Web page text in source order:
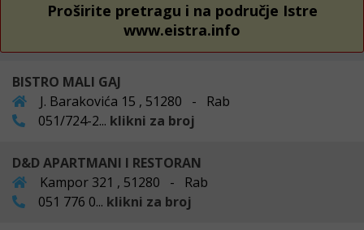
Proširite pretragu i na područje Istre
www.eistra.info
BISTRO MALI GAJ
J. Barakovića 15 , 51280 - Rab
051/724-2... klikni za broj
D&D APARTMANI I RESTORAN
Kampor 321 , 51280 - Rab
051 776 0... klikni za broj